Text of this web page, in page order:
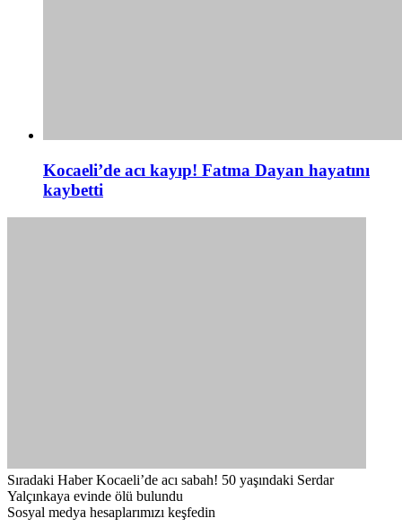
Kocaeli’de acı kayıp! Fatma Dayan hayatını
kaybetti
Sıradaki Haber Kocaeli’de acı sabah! 50 yaşındaki Serdar
Yalçınkaya evinde ölü bulundu
Sosyal medya hesaplarımızı keşfedin